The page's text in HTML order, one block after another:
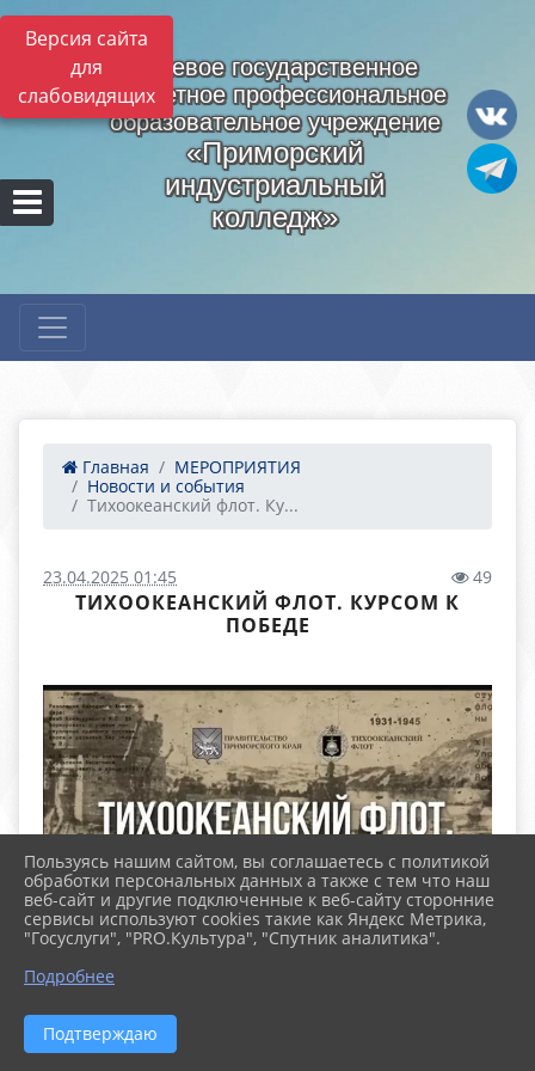
Версия сайта
для
слабовидящих
Краевое государственное
бюджетное профессиональное
образовательное учреждение
«Приморский
индустриальный
колледж»
Главная
МЕРОПРИЯТИЯ
Новости и события
Тихоокеанский флот. Ку...
23.04.2025 01:45 49
ТИХООКЕАНСКИЙ ФЛОТ. КУРСОМ К
ПОБЕДЕ
22 июня в 17 часов жители Владивостока услышали
комиссаров СССР Вячеслава Молотова:
«Сегодня в 4 часа утра, без предъявления каких-
Пользуясь нашим сайтом, вы соглашаетесь с политикой
обработки персональных данных а также с тем что наш
веб-сайт и другие подключенные к веб-сайту сторонние
сервисы используют cookies такие как Яндекс Метрика,
"Госуслуги", "PRO.Культура", "Спутник аналитика".
Подробнее
Подтверждаю